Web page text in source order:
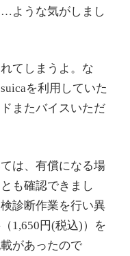
ような気がしまし
てしまうよ。な
を利用していた
またバイスいただ
は、有償になる場
も確認できまし
診断作業を行い異
1,650円(税込)）を
載があったので